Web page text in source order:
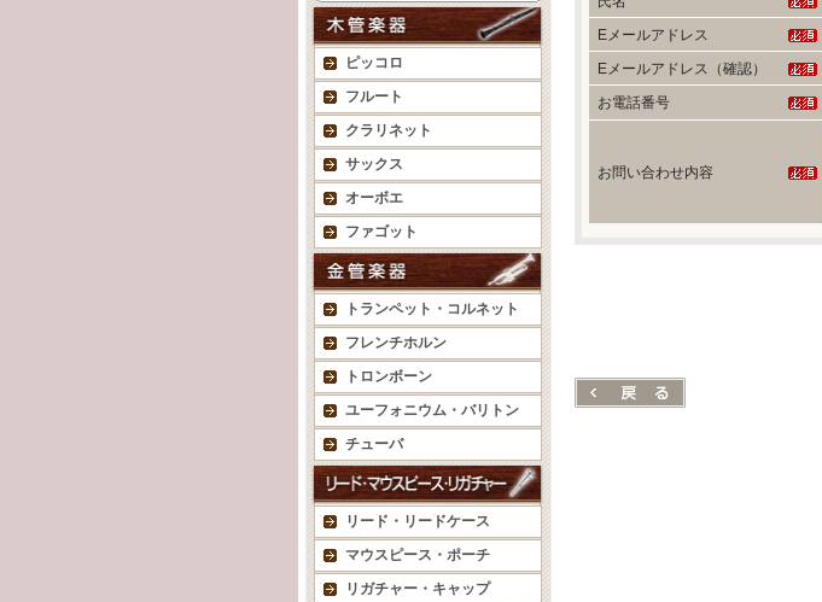
ピッコロ
フルート
クラリネット
サックス
オーボエ
ファゴット
トランペット・コルネット
フレンチホルン
トロンボーン
ユーフォニウム・バリトン
チューバ
リード・リードケース
マウスピース・ポーチ
リガチャー・キャップ
Eメールアドレス
Eメールアドレス（確認）
お電話番号
お問い合わせ内容